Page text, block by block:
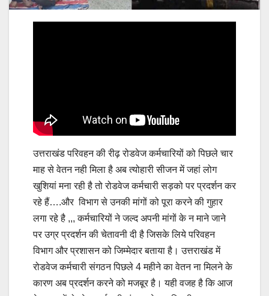
उत्तराखंड परिवहन की रीढ़ रोडवेज कर्मचारियों को पिछले चार
माह से वेतन नही मिला है अब त्योहारी सीजन में जहां लोग
खुशियां मना रही है तो रोडवेज कर्मचारी सड़को पर प्रदर्शन कर
रहे हैं….और विभाग से उनकी मांगों को पूरा करने की गुहार
लगा रहे है ,,, कर्मचारियों ने जल्द अपनी मांगों के न माने जाने
पर उग्र प्रदर्शन की चेतावनी दी है जिसके लिये परिवहन
विभाग और प्रशासन को जिम्मेदार बताया है। उत्तराखंड में
रोडवेज कर्मचारी संगठन पिछले 4 महीने का वेतन ना मिलने के
कारण अब प्रदर्शन करने को मजबूर है। यही वजह है कि आज